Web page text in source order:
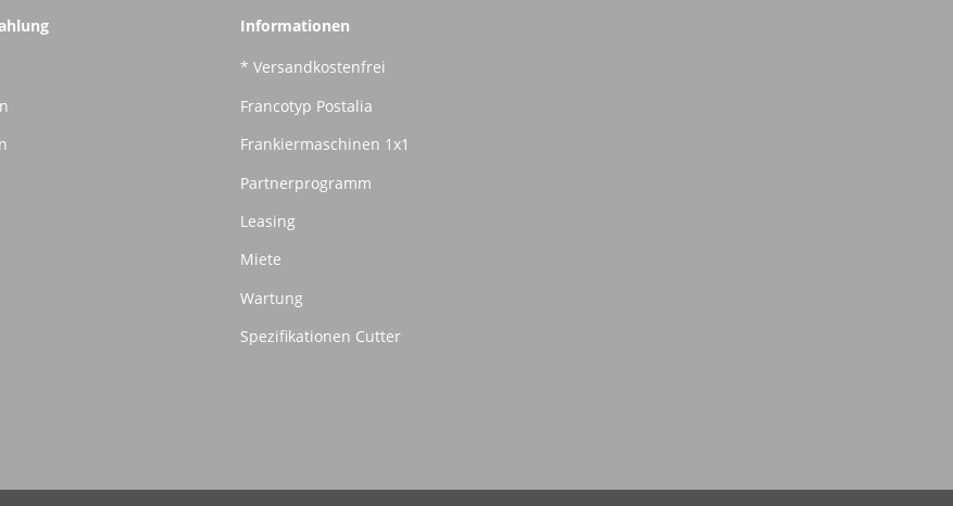
Informationen
* Versandkostenfrei
Francotyp Postalia
Frankiermaschinen 1x1
Partnerprogramm
Leasing
Miete
Wartung
Spezifikationen Cutter